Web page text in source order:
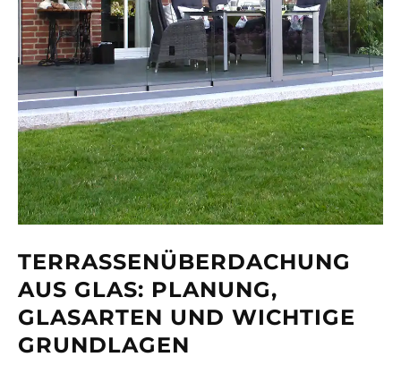
TERRASSENÜBERDACHUNG
AUS GLAS: PLANUNG,
GLASARTEN UND WICHTIGE
GRUNDLAGEN